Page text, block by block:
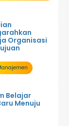
Organisasi
Belajar
Menuju